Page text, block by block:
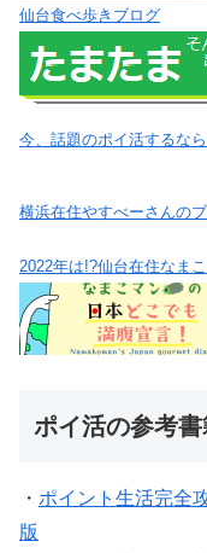
仙台食べ歩きブログ
今、話題のポイ活するなら
横浜在住やすべーさんの
2022年は!?仙台在住なま
ポイ活の参考書
・ ポイント生活完全
版